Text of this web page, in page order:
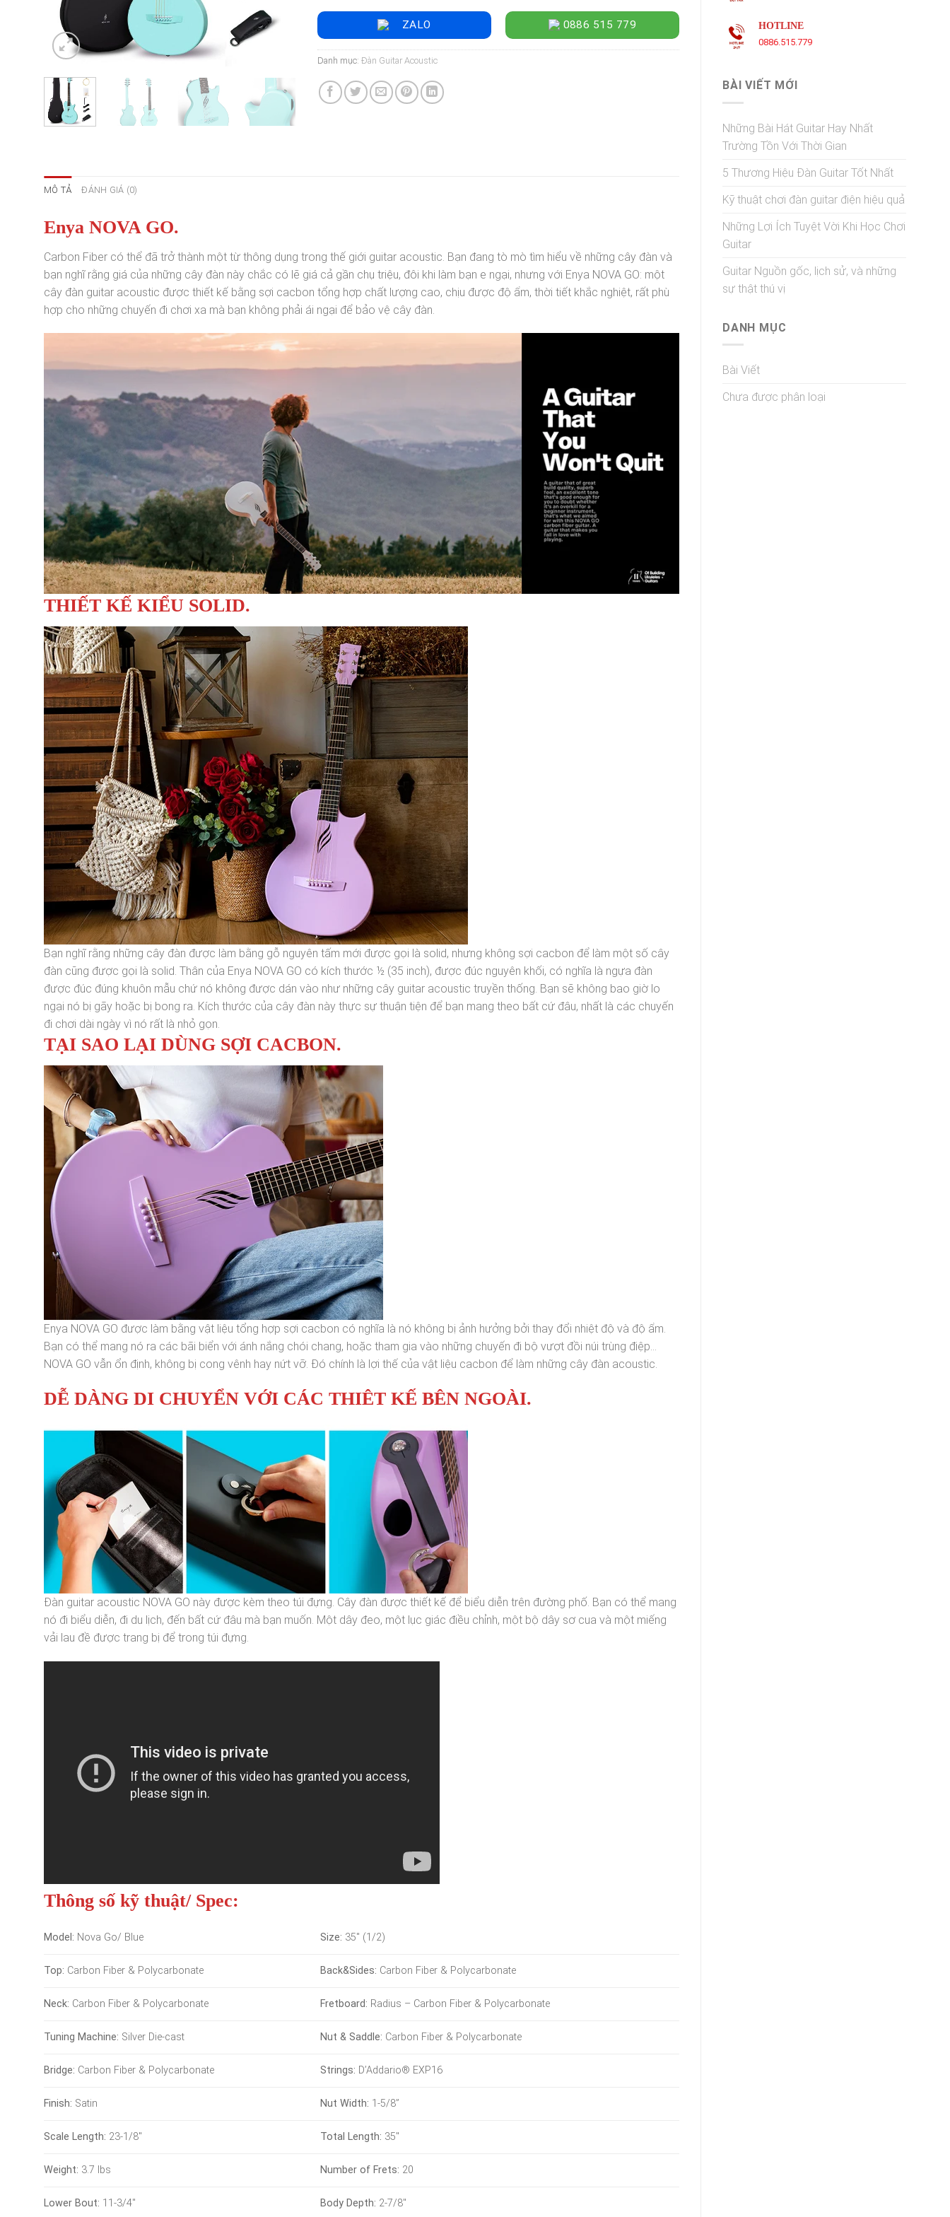
HOTLINE
0886.515.779
BÀI VIẾT MỚI
Những Bài Hát Guitar Hay Nhất
Trường Tồn Với Thời Gian
5 Thương Hiệu Đàn Guitar Tốt Nhất
Kỹ thuật chơi đàn guitar điện hiệu quả
Những Lợi Ích Tuyệt Vời Khi Học Chơi
Guitar
Guitar Nguồn gốc, lịch sử, và những
sự thật thú vị
DANH MỤC
Bài Viết
Chưa được phân loại
ZALO 0886 515 779
Danh mục:Đàn Guitar Acoustic
MÔ TẢ ĐÁNH GIÁ (0)
Enya NOVA GO.
Carbon Fiber có thể đã trở thành một từ thông dụng trong thế giới guitar acoustic. Bạn đang tò mò tìm hiểu về những cây đàn và
bạn nghĩ rằng giá của những cây đàn này chắc có lẽ giá cả gần chụ triệu, đôi khi làm bạn e ngại, nhưng với Enya NOVA GO: một
cây đàn guitar acoustic được thiết kế bằng sợi cacbon tổng hợp chất lượng cao, chịu được độ ẩm, thời tiết khắc nghiệt, rất phù
hợp cho những chuyến đi chơi xa mà bạn không phải ái ngại để bảo vệ cây đàn.
THIẾT KẾ KIỂU SOLID.
Bạn nghĩ rằng những cây đàn được làm bằng gỗ nguyên tấm mới được gọi là solid, nhưng không sợi cacbon để làm một số cây
đàn cũng được gọi là solid. Thân của Enya NOVA GO có kích thước ½ (35 inch), được đúc nguyên khối, có nghĩa là ngựa đàn
được đúc đúng khuôn mẫu chứ nó không được dán vào như những cây guitar acoustic truyền thống. Bạn sẽ không bao giờ lo
ngại nó bị gãy hoặc bị bong ra. Kích thước của cây đàn này thực sự thuận tiện để bạn mang theo bất cứ đâu, nhất là các chuyến
đi chơi dài ngày vì nó rất là nhỏ gọn.
TẠI SAO LẠI DÙNG SỢI CACBON.
Enya NOVA GO được làm bằng vật liệu tổng hợp sợi cacbon có nghĩa là nó không bị ảnh hưởng bởi thay đổi nhiệt độ và độ ẩm.
Bạn có thể mang nó ra các bãi biển với ánh nắng chói chang, hoặc tham gia vào những chuyến đi bộ vượt đồi núi trùng điệp…
NOVA GO vẫn ổn định, không bị cong vênh hay nứt vỡ. Đó chính là lợi thế của vật liệu cacbon để làm những cây đàn acoustic.
DỄ DÀNG DI CHUYỂN VỚI CÁC THIÊT KẾ BÊN NGOÀI.
Đàn guitar acoustic NOVA GO này được kèm theo túi đựng. Cây đàn được thiết kế để biểu diễn trên đường phố. Bạn có thể mang
nó đi biểu diễn, đi du lịch, đến bất cứ đâu mà bạn muốn. Một dây đeo, một lục giác điều chỉnh, một bộ dây sơ cua và một miếng
vải lau đề được trang bị để trong túi đựng.
Thông số kỹ thuật/ Spec:
Model: Nova Go/ Blue Size: 35″ (1/2)
Top: Carbon Fiber & Polycarbonate Back&Sides: Carbon Fiber & Polycarbonate
Neck: Carbon Fiber & Polycarbonate Fretboard: Radius – Carbon Fiber & Polycarbonate
Tuning Machine: Silver Die-cast Nut & Saddle: Carbon Fiber & Polycarbonate
Bridge: Carbon Fiber & Polycarbonate Strings: D’Addario® EXP16
Finish: Satin Nut Width: 1-5/8”
Scale Length: 23-1/8″ Total Length: 35″
Weight: 3.7 lbs Number of Frets: 20
Lower Bout: 11-3/4″ Body Depth: 2-7/8″